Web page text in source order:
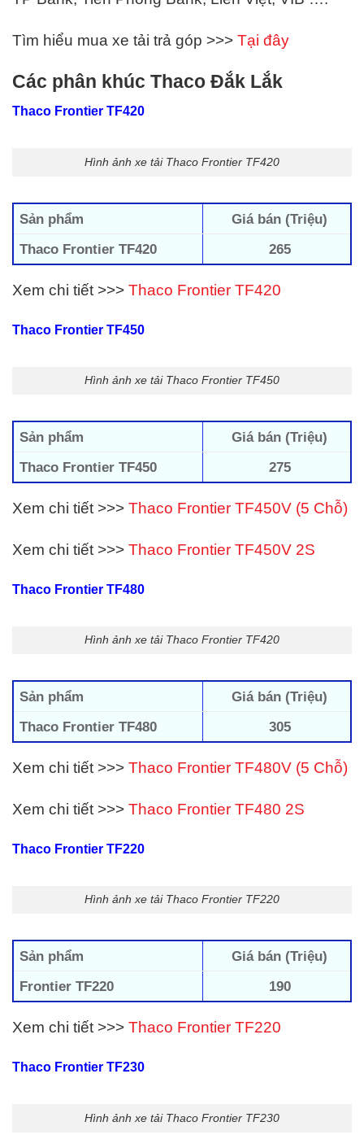
Tìm hiểu mua xe tải trả góp >>> Tại đây
Các phân khúc Thaco Đắk Lắk
Thaco Frontier TF420
Hình ảnh xe tải Thaco Frontier TF420
Sản phẩm
Giá bán (Triệu)
Thaco Frontier TF420
265
Xem chi tiết >>> Thaco Frontier TF420
Thaco Frontier TF450
Hình ảnh xe tải Thaco Frontier TF450
Sản phẩm
Giá bán (Triệu)
Thaco Frontier TF450
275
Xem chi tiết >>> Thaco Frontier TF450V (5 Chỗ)
Xem chi tiết >>> Thaco Frontier TF450V 2S
Thaco Frontier TF480
Hình ảnh xe tải Thaco Frontier TF420
Sản phẩm
Giá bán (Triệu)
Thaco Frontier TF480
305
Xem chi tiết >>> Thaco Frontier TF480V (5 Chỗ)
Xem chi tiết >>> Thaco Frontier TF480 2S
Thaco Frontier TF220
Hình ảnh xe tải Thaco Frontier TF220
Sản phẩm
Giá bán (Triệu)
Frontier TF220
190
Xem chi tiết >>> Thaco Frontier TF220
Thaco Frontier TF230
Hình ảnh xe tải Thaco Frontier TF230